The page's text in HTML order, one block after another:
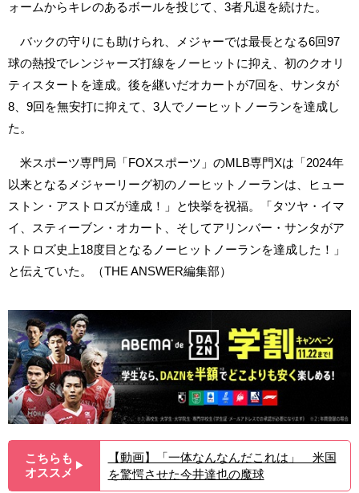
ォームからキレのあるボールを投じて、3者凡退を続けた。
バックの守りにも助けられ、メジャーでは最長となる6回97
球の熱投でレンジャーズ打線をノーヒットに抑え、初のクオリ
ティスタートを達成。後を継いだオカートが7回を、サンタが
8、9回を無安打に抑えて、3人でノーヒットノーランを達成し
た。
米スポーツ専門局「FOXスポーツ」のMLB専門Xは「2024年
以来となるメジャーリーグ初のノーヒットノーランは、ヒュー
ストン・アストロズが達成！」と快挙を祝福。「タツヤ・イマ
イ、スティーブン・オカート、そしてアリンバー・サンタがア
ストロズ史上18度目となるノーヒットノーランを達成した！」
と伝えていた。（THE ANSWER編集部）
こちらも
オススメ ▶︎
【動画】「一体なんなんだこれは」 米国
を驚愕させた今井達也の魔球